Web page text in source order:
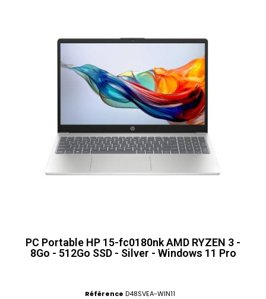
PC Portable HP 15-fc0180nk AMD RYZEN 3 -
8Go - 512Go SSD - Silver - Windows 11 Pro
Référence D48SVEA-WIN11